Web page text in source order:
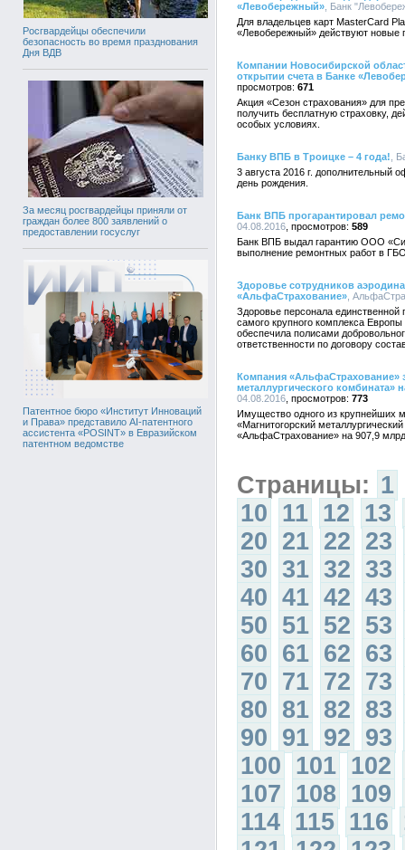
Росгвардейцы обеспечили
безопасность во время празднования
Дня ВДВ
За месяц росгвардейцы приняли от
граждан более 800 заявлений о
предоставлении госуслуг
Патентное бюро «Институт Инноваций
и Права» представило AI-патентного
ассистента «POSINT» в Евразийском
патентном ведомстве
«Левобережный» , Банк
Для владельцев карт MasterCard
«Левобережный» действуют новые
Компании Новосибирской
открытии счета в Банке
671
Акция «Сезон страхования» для
получить бесплатную страховку,
особых условиях.
Банку ВПБ в Троицке – 4 года! ,
3 августа 2016 г. дополнительный
день рождения.
Банк ВПБ прогарантировал
04.08.2016
589
Банк ВПБ выдал гарантию ООО
выполнение ремонтных работ в
Здоровье сотрудников
«АльфаСтрахование» ,
Здоровье персонала
самого крупного комплекса
обеспечила полисами
ответственности по договору
Компания «АльфаСтрахование»
металлургического комбината»
04.08.2016
773
Имущество одного из крупнейших
«Магнитогорский
«АльфаСтрахование» на 907,9
Страницы: 1
10 11 12 13
20 21 22 23
30 31 32 33
40 41 42 43
50 51 52 53
60 61 62 63
70 71 72 73
80 81 82 83
90 91 92 93
100 101 102
107 108 109
114 115 116